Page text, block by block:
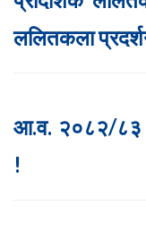
ललितकला
आ.व. २०८२/८३
!